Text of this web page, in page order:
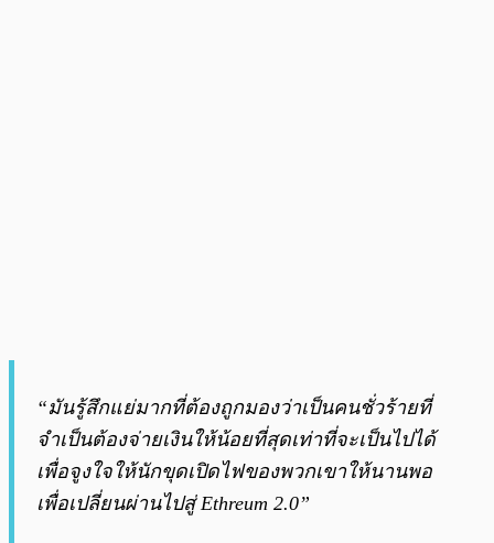
“มันรู้สึกแย่มากที่ต้องถูกมองว่าเป็นคนชั่วร้ายที่
จำเป็นต้องจ่ายเงินให้น้อยที่สุดเท่าที่จะเป็นไปได้
เพื่อจูงใจให้นักขุดเปิดไฟของพวกเขาให้นานพอ
เพื่อเปลี่ยนผ่านไปสู่ Ethreum ​​2.0”